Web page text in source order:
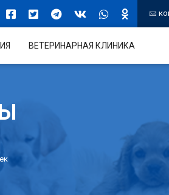
ВЕТЕРИНАРНАЯ КЛИНИКА